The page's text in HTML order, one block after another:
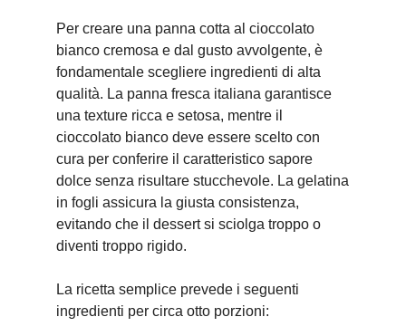
Per creare una panna cotta al cioccolato
bianco cremosa e dal gusto avvolgente, è
fondamentale scegliere ingredienti di alta
qualità. La panna fresca italiana garantisce
una texture ricca e setosa, mentre il
cioccolato bianco deve essere scelto con
cura per conferire il caratteristico sapore
dolce senza risultare stucchevole. La gelatina
in fogli assicura la giusta consistenza,
evitando che il dessert si sciolga troppo o
diventi troppo rigido.
La ricetta semplice prevede i seguenti
ingredienti per circa otto porzioni: